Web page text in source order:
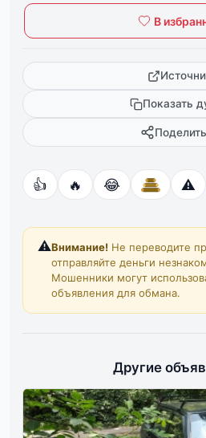
В
Показать
👍 🔥 😂 ⚠️
⚠️Внимание! Не переводите
отправляйте деньги
Мошенники могут
объявления для обмана.
Другие